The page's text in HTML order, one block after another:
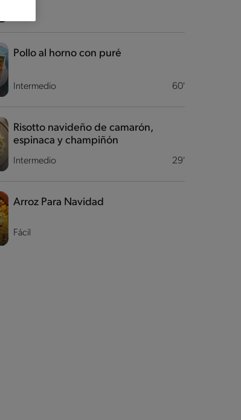
Intermedio 60'
Pollo al horno con puré
Intermedio 29'
Risotto navideño de camarón,
espinaca y champiñón
Fácil
Arroz Para Navidad